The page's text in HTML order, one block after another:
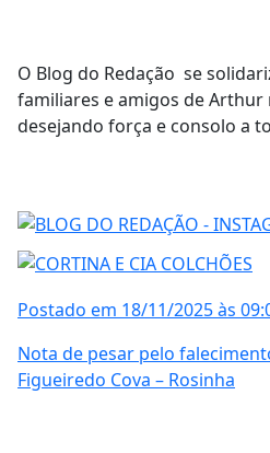
O Blog do Redação se
familiares e amigos de Arthur
desejando força e consolo a
Postado em 18/11/2025 às
Nota de pesar pelo
Figueiredo Cova – Rosinha